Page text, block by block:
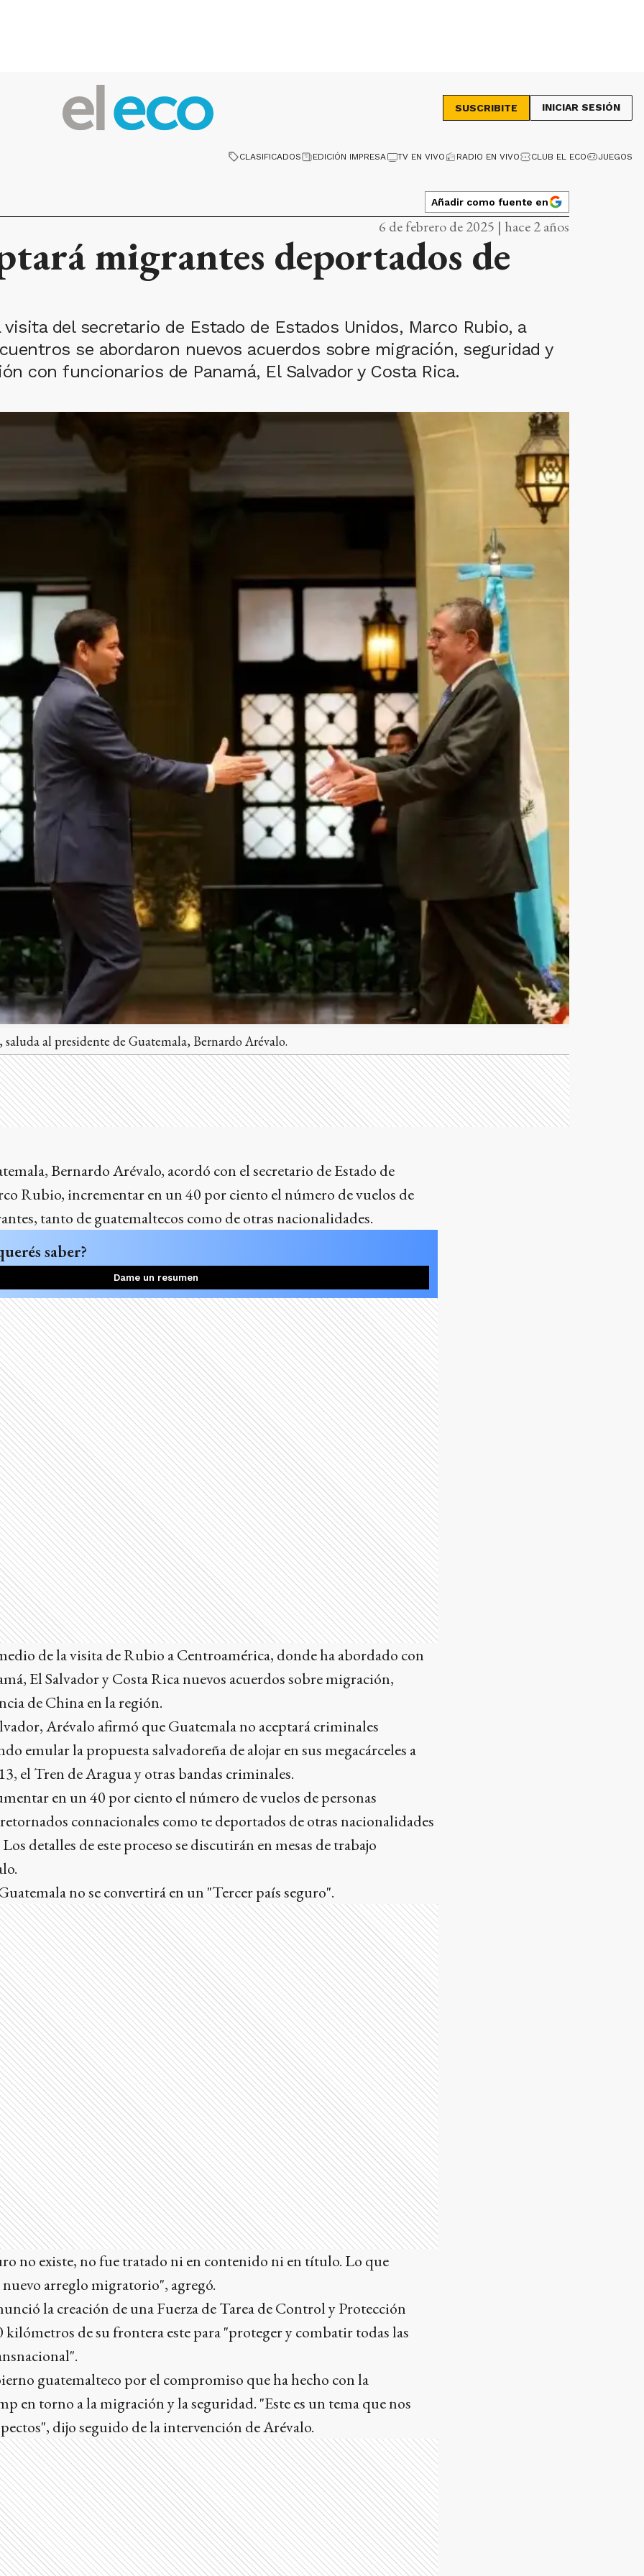
SUSCRIBITE INICIAR SESIÓN
CLASIFICADOS EDICIÓN IMPRESA TV EN VIVO RADIO EN VIVO CLUB EL ECO JUEGOS
Añadir como fuente en
6 de febrero de 2025 | hace 2 años
migrantes deportados de
del secretario de Estado de Estados Unidos, Marco Rubio, a
se abordaron nuevos acuerdos sobre migración, seguridad y
con funcionarios de Panamá, El Salvador y Costa Rica.
al presidente de Guatemala, Bernardo Arévalo.
Bernardo Arévalo, acordó con el secretario de Estado de
Rubio, incrementar en un 40 por ciento el número de vuelos de
tanto de guatemaltecos como de otras nacionalidades.
saber?
Dame un resumen
de la visita de Rubio a Centroamérica, donde ha abordado con
El Salvador y Costa Rica nuevos acuerdos sobre migración,
de China en la región.
Arévalo afirmó que Guatemala no aceptará criminales
emular la propuesta salvadoreña de alojar en sus megacárceles a
el Tren de Aragua y otras bandas criminales.
en un 40 por ciento el número de vuelos de personas
connacionales como te deportados de otras nacionalidades
detalles de este proceso se discutirán en mesas de trabajo
no se convertirá en un "Tercer país seguro".
no existe, no fue tratado ni en contenido ni en título. Lo que
arreglo migratorio", agregó.
la creación de una Fuerza de Tarea de Control y Protección
kilómetros de su frontera este para "proteger y combatir todas las
guatemalteco por el compromiso que ha hecho con la
en torno a la migración y la seguridad. "Este es un tema que nos
dijo seguido de la intervención de Arévalo.